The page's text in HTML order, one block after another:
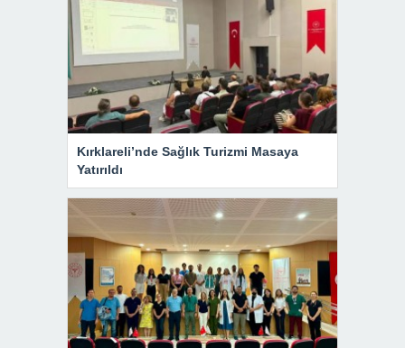
Kırklareli’nde Sağlık Turizmi Masaya
Yatırıldı